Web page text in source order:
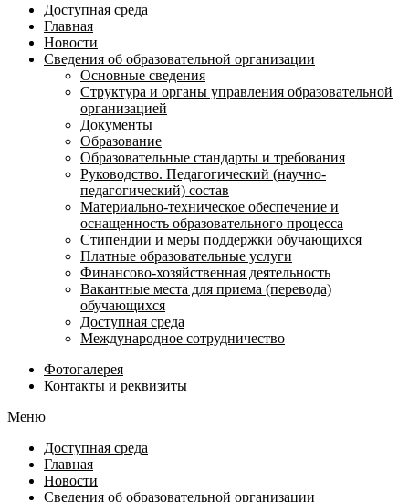
Доступная среда
Главная
Новости
Сведения об образовательной организации
Основные сведения
Структура и органы управления образовательной
организацией
Документы
Образование
Образовательные стандарты и требования
Руководство. Педагогический (научно-
педагогический) состав
Материально-техническое обеспечение и
оснащенность образовательного процесса
Стипендии и меры поддержки обучающихся
Платные образовательные услуги
Финансово-хозяйственная деятельность
Вакантные места для приема (перевода)
обучающихся
Доступная среда
Международное сотрудничество
Фотогалерея
Контакты и реквизиты
Меню
Доступная среда
Главная
Новости
Сведения об образовательной организации